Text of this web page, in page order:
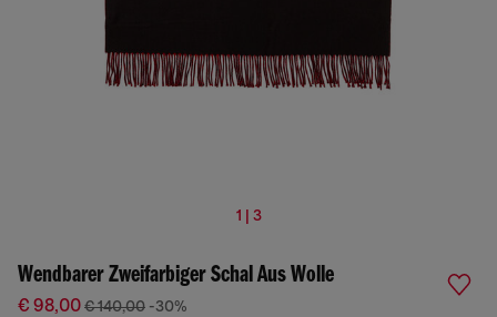
1 | 3
Wendbarer Zweifarbiger Schal Aus Wolle
€ 98,00€ 140,00 -30%